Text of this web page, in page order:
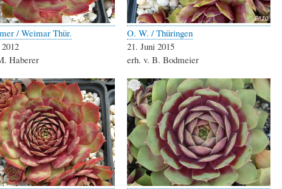
/ Weimar Thür.
Haberer
O. W. / Thüringen
21. Juni 2015
erh. v. B. Bodmeier